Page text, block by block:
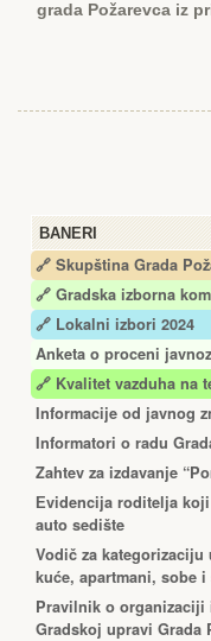
BANERI
🔗 Skupština Grada
🔗 Gradska izborna
🔗 Lokalni izbori 2024
Anketa o proceni
🔗 Kvalitet vazduha na
Informacije od javnog
Informatori o radu
Zahtev za izdavanje
Еvidencija roditelja
auto sedište
Vodič za
kuće, apartmani, sobe
Pravilnik o organizaciji
Gradskoj upravi Grada
grada Požarevca iz